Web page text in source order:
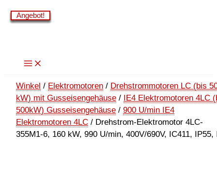
Zum
Inhalt
Winkel / Elektromotoren / Drehstrommotoren LC (bis
kW) mit Gusseisengehäuse / IE4 Elektromotoren 4LC
500kW) Gusseisengehäuse / 900 U/min IE4
Elektromotoren 4LC / Drehstrom-Elektromotor 4LC-
355M1-6, 160 kW, 990 U/min, 400V/690V, IC411, IP55,
Angebot!
Angebot!
Angebot!
Angebot!
Angebot!
Angebot!